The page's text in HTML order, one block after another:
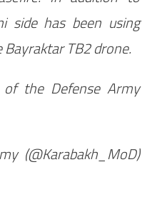
side has been using
Bayraktar TB2 drone.
the Defense Army
(@Karabakh_MoD)